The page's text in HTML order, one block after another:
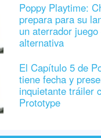
Poppy Playtime:
prepara para su
un aterrador
alternativa
El Capítulo 5 de
tiene fecha y
inquietante tráiler
Prototype